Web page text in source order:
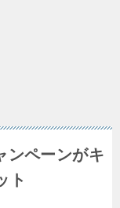
ンペーンがキ
ト